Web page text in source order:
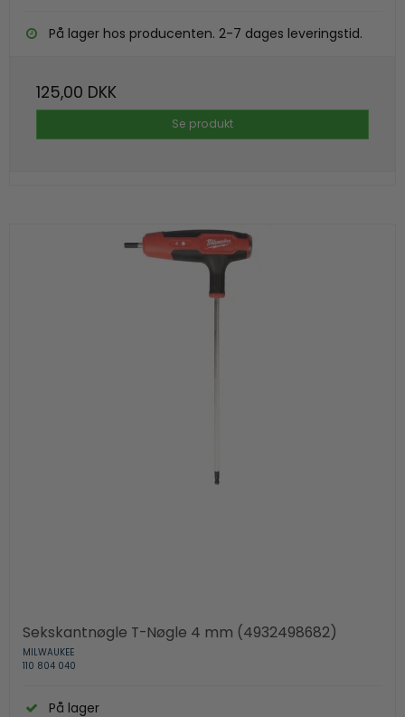
På lager hos producenten. 2-7 dages leveringstid.
125,00 DKK
Se produkt
Sekskantnøgle T-Nøgle 4 mm (4932498682)
MILWAUKEE
110 804 040
På lager